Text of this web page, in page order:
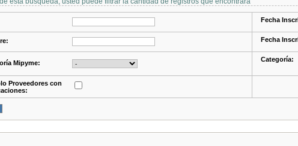
Fecha
Fecha
Mipyme: Categoría:
Proveedores con